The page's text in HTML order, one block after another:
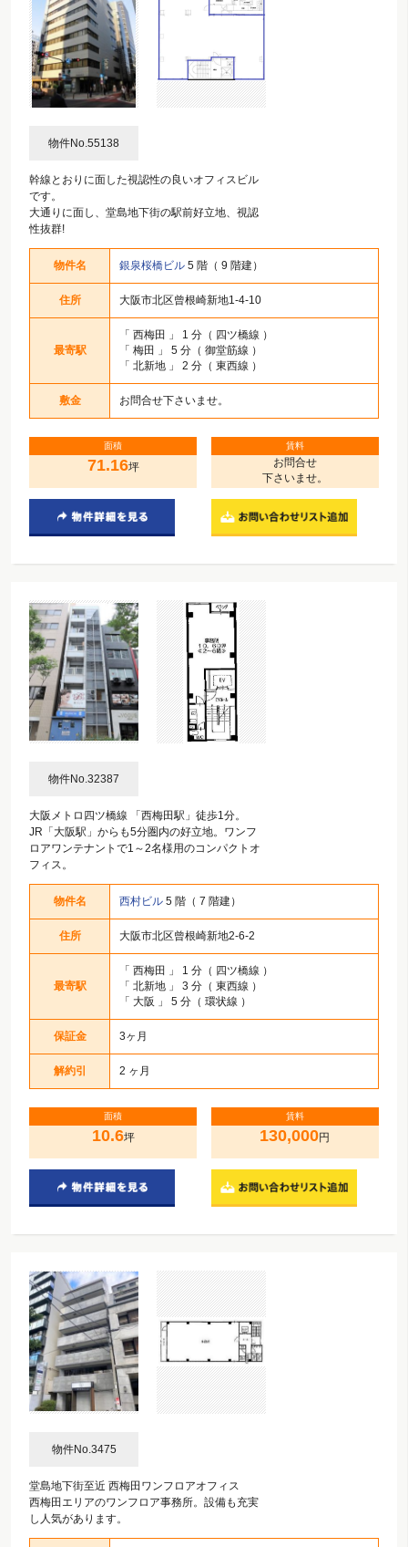
物件No.55138
幹線とおりに面した視認性の良いオフィスビル
です。
大通りに面し、堂島地下街の駅前好立地、視認
性抜群!
物件名 銀泉桜橋ビル 5 階（ 9 階建）
住所 大阪市北区曾根崎新地1-4-10
最寄駅
「 西梅田
」 1 分（ 四ツ橋線 ）
「 梅田
」 5 分（ 御堂筋線 ）
「 北新地 」 2 分（ 東西線 ）
敷金 お問合せ下さいませ。
面積
71.16坪
賃料
お問合せ
下さいませ。
物件No.32387
大阪メトロ四ツ橋線 「西梅田駅」徒歩1分。
JR「大阪駅」からも5分圏内の好立地。ワンフ
ロアワンテナントで1～2名様用のコンパクトオ
フィス。
物件名 西村ビル 5 階（ 7 階建）
住所 大阪市北区曾根崎新地2-6-2
最寄駅
「 西梅田
」 1 分（ 四ツ橋線 ）
「 北新地 」 3 分（ 東西線 ）
「 大阪 」 5 分（ 環状線 ）
保証金 3ヶ月
解約引 2 ヶ月
面積
10.6坪
賃料
130,000円
物件No.3475
堂島地下街至近 西梅田ワンフロアオフィス
西梅田エリアのワンフロア事務所。設備も充実
し人気があります。